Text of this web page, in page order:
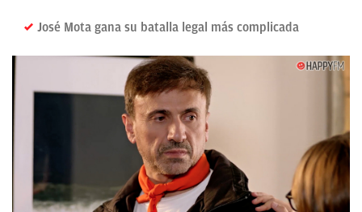
José Mota gana su batalla legal más complicada